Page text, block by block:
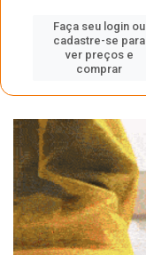
Faça seu login ou
cadastre-se para
ver preços e
comprar